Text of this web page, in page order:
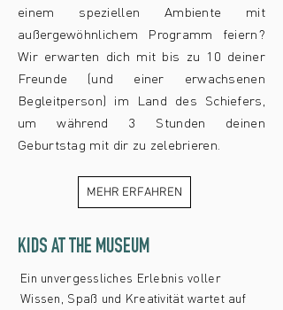
einem speziellen Ambiente mit
außergewöhnlichem Programm feiern?
Wir erwarten dich mit bis zu 10 deiner
Freunde (und einer erwachsenen
Begleitperson) im Land des Schiefers,
um während 3 Stunden deinen
Geburtstag mit dir zu zelebrieren.
MEHR ERFAHREN
KIDS AT THE MUSEUM
Ein unvergessliches Erlebnis voller
Wissen, Spaß und Kreativität wartet auf